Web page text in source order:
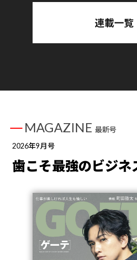
連載一覧
MAGAZINE 最新号
2026年9月号
歯こそ最強のビジネ